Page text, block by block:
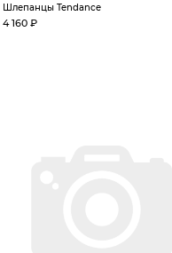
Шлепанцы Tendance
4 160 ₽